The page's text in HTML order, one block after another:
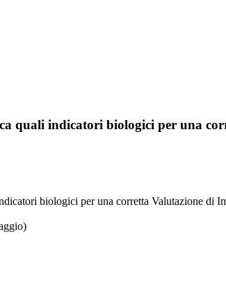
quali indicatori biologici per una
biologici per una corretta Valutazione